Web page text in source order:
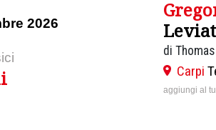
2026
di
Carpi
aggiungi al